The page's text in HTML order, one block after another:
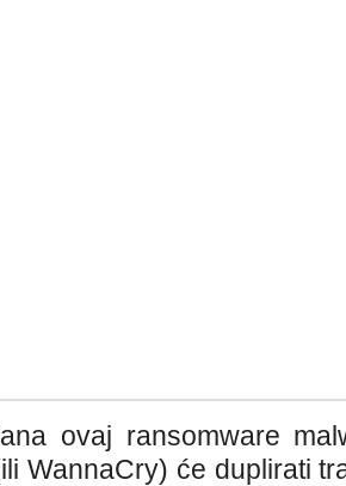
ovaj ransomware
WannaCry) će duplirati